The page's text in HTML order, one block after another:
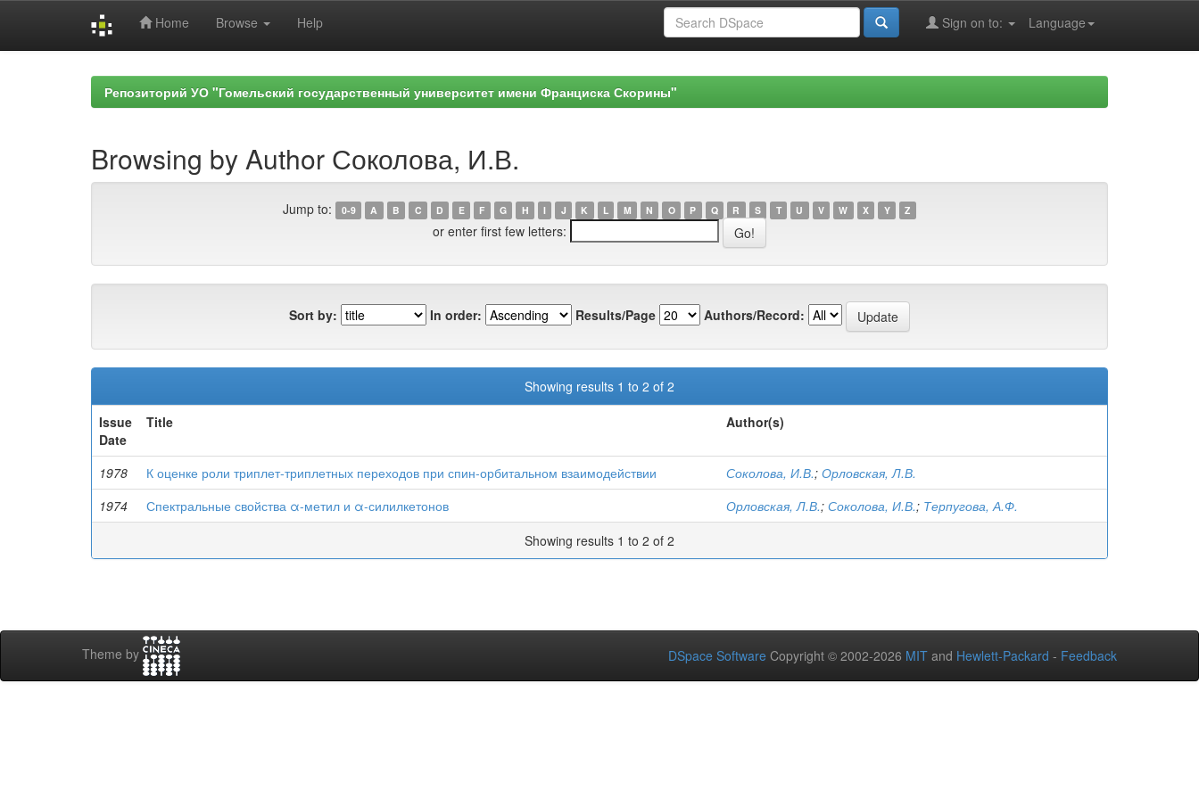
Home Browse Help Language
Sign on to:
Репозиторий УО "Гомельский государственный университет имени Франциска Скорины"
Browsing by Author Соколова, И.В.
Jump to: 0-9 A B C D E F G H I J K L M N O P Q R S T U V W X Y Z
or enter first few letters:
Sort by: In order: Results/Page Authors/Record:
Showing results 1 to 2 of 2
Issue
Date
Title Author(s)
1978 К оценке роли триплет-триплетных переходов при спин-орбитальном взаимодействии Соколова, И.В.; Орловская, Л.В.
1974
Спектральные свойства α-метил и α-силилкетонов Орловская, Л.В.; Соколова, И.В.; Терпугова, А.Ф.
Showing results 1 to 2 of 2
Theme by DSpace Software Copyright © 2002-2026 MIT and Hewlett-Packard - Feedback